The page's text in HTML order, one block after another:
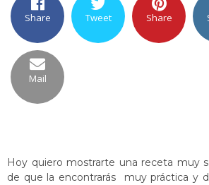
Share Tweet Share
Mail
Hoy quiero mostrarte una receta muy
de que la encontrarás muy práctica y